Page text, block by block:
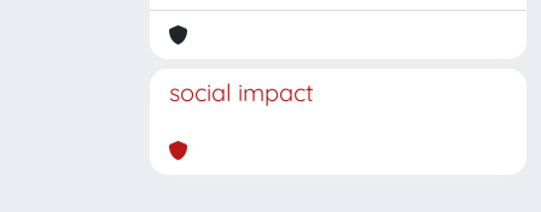
social impact